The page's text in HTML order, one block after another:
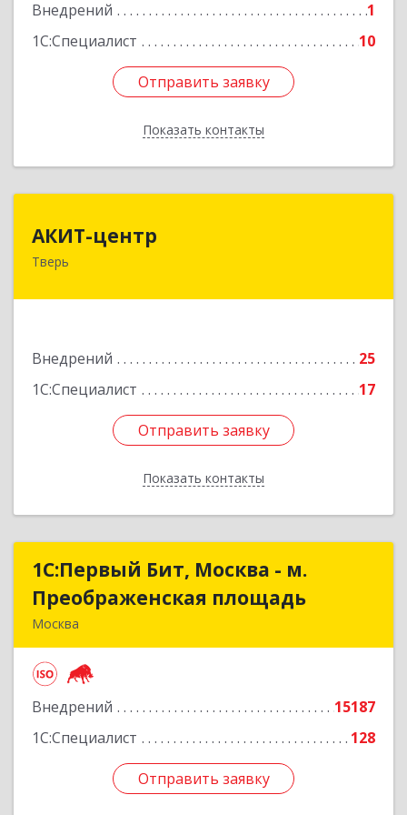
Внедрений
1
1С:Специалист
10
Отправить заявку
Показать контакты
Подробнее
Отправить заявку
Назад
АКИТ-центр
Тверь
Внедрений
25
1С:Специалист
17
Отправить заявку
Показать контакты
170100, Тверская обл, Тверь г, Новоторжская
Отправить заявку
Назад
1С:Первый Бит, Москва - м.
Преображенская площадь
Москва
Внедрений
15187
1С:Специалист
128
Отправить заявку
1С:Первый Бит, Москва - м.
Преображенская площадь
Подробнее
Отправить заявку